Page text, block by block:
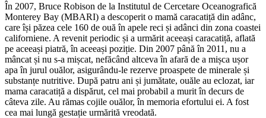
În 2007, Bruce Robison de la Institutul de Cercetare Oceanografică
Monterey Bay (MBARI) a descoperit o mamă caracatiță din adânc,
care își păzea cele 160 de ouă în apele reci și adânci din zona coastei
californiene. A revenit periodic și a urmărit aceeași caracatiță, aflată
pe aceeași piatră, în aceeași poziție. Din 2007 până în 2011, nu a
mâncat și nu s-a mișcat, nefăcând altceva în afară de a mișca ușor
apa în jurul ouălor, asigurându-le rezerve proaspete de minerale și
substanțe nutritive. După patru ani și jumătate, ouăle au eclozat, iar
mama caracatiță a dispărut, cel mai probabil a murit în decurs de
câteva zile. Au rămas cojile ouălor, în memoria efortului ei. A fost
cea mai lungă gestație urmărită vreodată.